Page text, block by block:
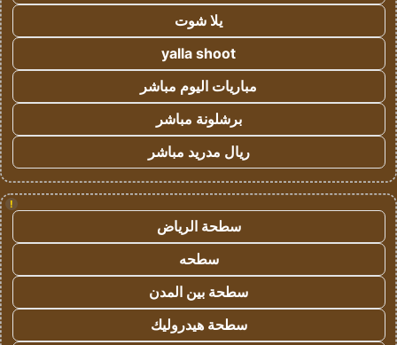
يلا شوت
yalla shoot
مباريات اليوم مباشر
برشلونة مباشر
ريال مدريد مباشر
!
سطحة الرياض
سطحه
سطحة بين المدن
سطحة هيدروليك